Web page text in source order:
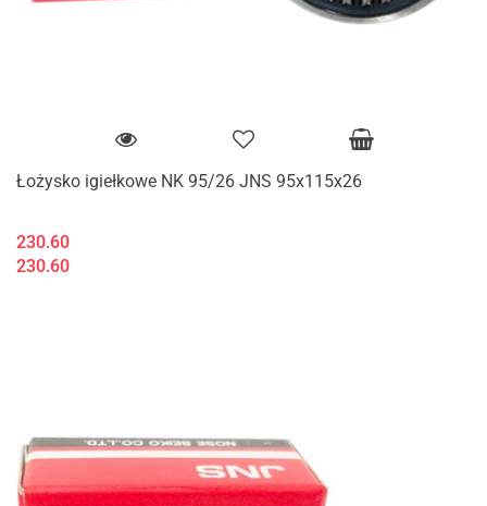
Łożysko igiełkowe NK 95/26 JNS 95x115x26
230.60
230.60